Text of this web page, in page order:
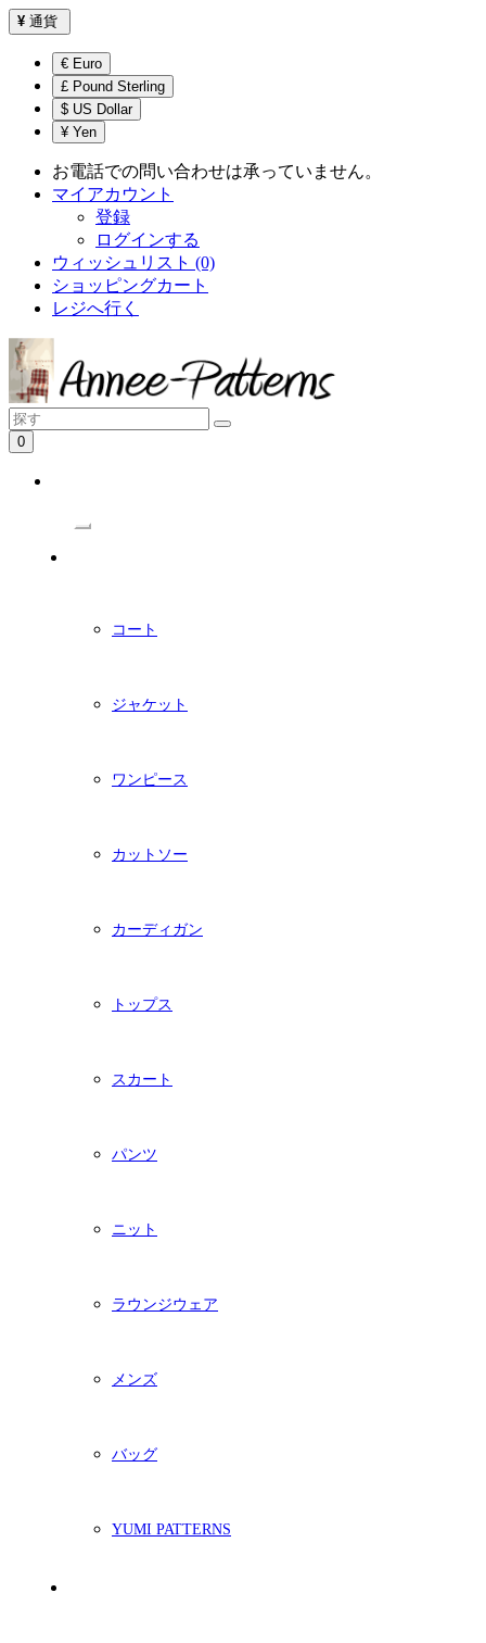
¥ 通貨
€ Euro
£ Pound Sterling
$ US Dollar
¥ Yen
お電話での問い合わせは承っていません。
マイアカウント
登録
ログインする
ウィッシュリスト (0)
ショッピングカート
レジへ行く
0
コート
ジャケット
ワンピース
カットソー
カーディガン
トップス
スカート
パンツ
ニット
ラウンジウェア
メンズ
バッグ
YUMI PATTERNS